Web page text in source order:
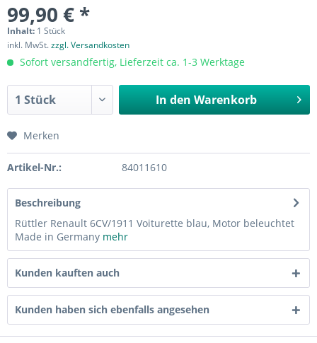
99,90 € *
Inhalt: 1 Stück
inkl. MwSt.zzgl. Versandkosten
Sofort versandfertig, Lieferzeit ca. 1-3 Werktage
In den Warenkorb
Merken
Artikel-Nr.: 84011610
Beschreibung
Rüttler Renault 6CV/1911 Voiturette blau, Motor beleuchtet
Made in Germany mehr
Kunden kauften auch
Kunden haben sich ebenfalls angesehen